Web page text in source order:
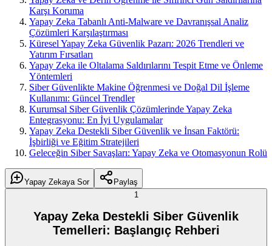
Karşı Koruma
Yapay Zeka Tabanlı Anti-Malware ve Davranışsal Analiz
Çözümleri Karşılaştırması
Küresel Yapay Zeka Güvenlik Pazarı: 2026 Trendleri ve
Yatırım Fırsatları
Yapay Zeka ile Oltalama Saldırılarını Tespit Etme ve Önleme
Yöntemleri
Siber Güvenlikte Makine Öğrenmesi ve Doğal Dil İşleme
Kullanımı: Güncel Trendler
Kurumsal Siber Güvenlik Çözümlerinde Yapay Zeka
Entegrasyonu: En İyi Uygulamalar
Yapay Zeka Destekli Siber Güvenlik ve İnsan Faktörü:
İşbirliği ve Eğitim Stratejileri
Geleceğin Siber Savaşları: Yapay Zeka ve Otomasyonun Rolü
Yapay Zekaya Sor
Paylaş
1
Yapay Zeka Destekli Siber Güvenlik
Temelleri: Başlangıç Rehberi